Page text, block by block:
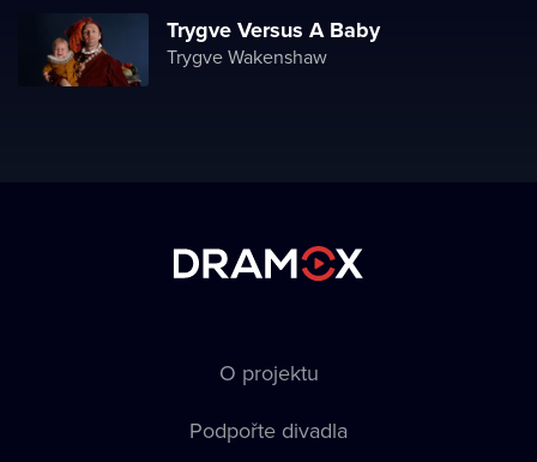
Trygve Versus A Baby
Trygve Wakenshaw
O projektu
Podpořte divadla